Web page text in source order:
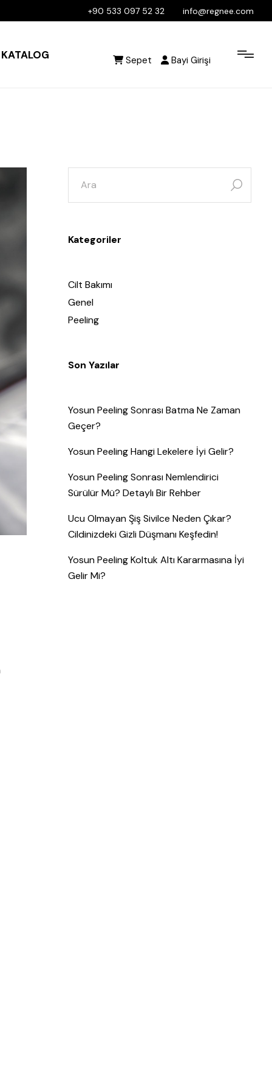
+90 533 097 52 32 info@regnee.com
KATALOG Sepet Bayi Girişi
Kategoriler
Cilt Bakımı
Genel
Peeling
Son Yazılar
Yosun Peeling Sonrası Batma Ne Zaman
Geçer?
Yosun Peeling Hangi Lekelere İyi Gelir?
Yosun Peeling Sonrası Nemlendirici
Sürülür Mü? Detaylı Bir Rehber
Ucu Olmayan Şiş Sivilce Neden Çıkar?
Cildinizdeki Gizli Düşmanı Keşfedin!
Yosun Peeling Koltuk Altı Kararmasına İyi
Gelir Mi?